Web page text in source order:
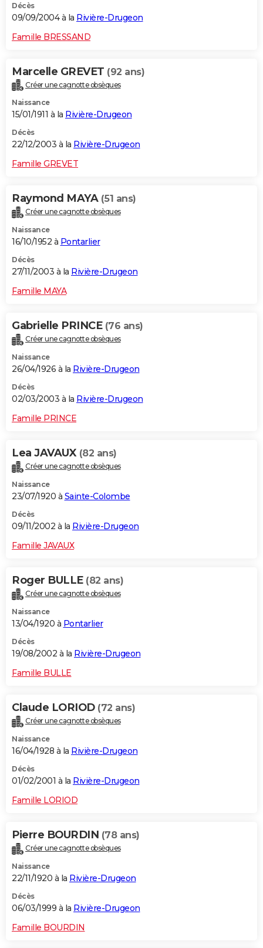
Décès
09/09/2004 à la Rivière-Drugeon
Famille BRESSAND
Marcelle GREVET (92 ans)
Créer une cagnotte obsèques
Naissance
15/01/1911 à la Rivière-Drugeon
Décès
22/12/2003 à la Rivière-Drugeon
Famille GREVET
Raymond MAYA (51 ans)
Créer une cagnotte obsèques
Naissance
16/10/1952 à Pontarlier
Décès
27/11/2003 à la Rivière-Drugeon
Famille MAYA
Gabrielle PRINCE (76 ans)
Créer une cagnotte obsèques
Naissance
26/04/1926 à la Rivière-Drugeon
Décès
02/03/2003 à la Rivière-Drugeon
Famille PRINCE
Lea JAVAUX (82 ans)
Créer une cagnotte obsèques
Naissance
23/07/1920 à Sainte-Colombe
Décès
09/11/2002 à la Rivière-Drugeon
Famille JAVAUX
Roger BULLE (82 ans)
Créer une cagnotte obsèques
Naissance
13/04/1920 à Pontarlier
Décès
19/08/2002 à la Rivière-Drugeon
Famille BULLE
Claude LORIOD (72 ans)
Créer une cagnotte obsèques
Naissance
16/04/1928 à la Rivière-Drugeon
Décès
01/02/2001 à la Rivière-Drugeon
Famille LORIOD
Pierre BOURDIN (78 ans)
Créer une cagnotte obsèques
Naissance
22/11/1920 à la Rivière-Drugeon
Décès
06/03/1999 à la Rivière-Drugeon
Famille BOURDIN